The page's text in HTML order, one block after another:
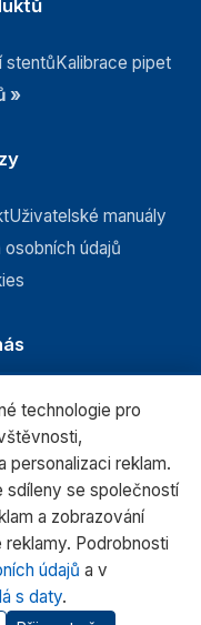
stentůKalibrace pipet
»
Uživatelské manuály
osobních údajů
technologie pro
personalizaci reklam.
sdíleny se společností
a zobrazování
Podrobnosti
údajů a v
s daty.